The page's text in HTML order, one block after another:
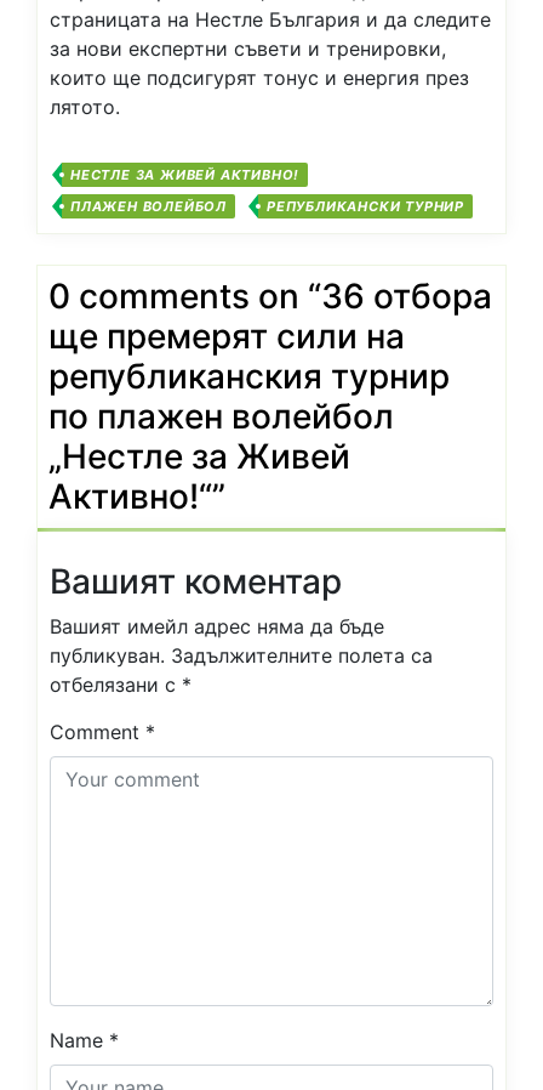
страницата на Нестле България и да следите
за нови експертни съвети и тренировки,
които ще подсигурят тонус и енергия през
лятото.
НЕСТЛЕ ЗА ЖИВЕЙ АКТИВНО!
ПЛАЖЕН ВОЛЕЙБОЛ
РЕПУБЛИКАНСКИ ТУРНИР
0 comments on “36 отбора
ще премерят сили на
републиканския турнир
по плажен волейбол
„Нестле за Живей
Активно!“”
Вашият коментар
Вашият имейл адрес няма да бъде
публикуван. Задължителните полета са
отбелязани с *
Comment *
Name *